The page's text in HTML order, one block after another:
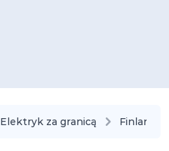
Elektryk za granicą Finlandia